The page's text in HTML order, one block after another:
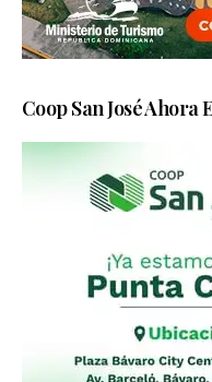
Coop San José Ahora